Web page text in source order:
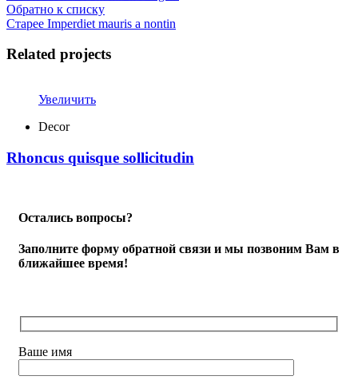
Обратно к списку
Старее Imperdiet mauris a nontin
Related projects
Увеличить
Decor
Rhoncus quisque sollicitudin
Остались вопросы?
Заполните форму обратной связи и мы позвоним Вам в
ближайшее время!
Ваше имя